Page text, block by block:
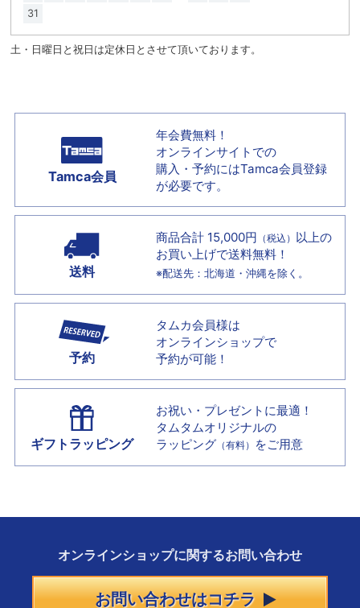
31
土・日曜日と祝日は定休日とさせて頂いております。
Tamca会員
年会費無料！
オンラインサイトでの
購入・予約にはTamca会員登録
が必要です。
送料
商品合計 15,000円 （税込） 以上の
お買い上げで送料無料！
※配送先：北海道・沖縄を除く。
予約
タムカ会員様は
オンラインショップで
予約が可能！
ギフトラッピング
お祝い・プレゼントに最適！
タムタムオリジナルの
ラッピング （有料） をご用意
オンラインショップに関するお問い合わせ
お問い合わせはコチラ